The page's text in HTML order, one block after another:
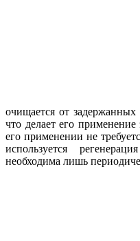
очищается от
что делает его
его применении не
используется
необходима лишь